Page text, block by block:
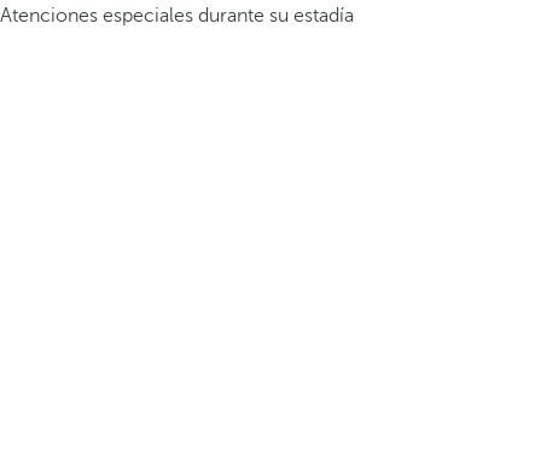
Atenciones especiales durante su estadía